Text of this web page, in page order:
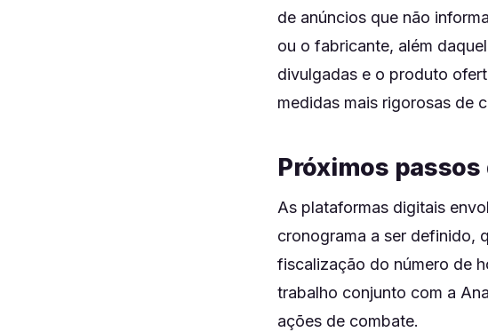
de anúncios que não
ou o fabricante, além
divulgadas e o produto
medidas mais rigorosas de
Próximos
As plataformas digitais
cronograma a ser definido,
fiscalização do número de
trabalho conjunto com a
ações de combate.